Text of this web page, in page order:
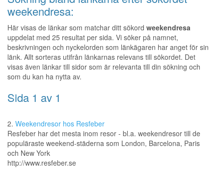
weekendresa:
Här visas de länkar som matchar ditt sökord weekendresa
uppdelat med 25 resultat per sida. Vi söker på namnet,
beskrivningen och nyckelorden som länkägaren har anget för sin
länk. Allt sorteras utifrån länkarnas relevans till sökordet. Det
visas även länkar till sidor som är relevanta till din sökning och
som du kan ha nytta av.
Sida 1 av 1
2. Weekendresor hos Resfeber
Resfeber har det mesta inom resor - bl.a. weekendresor till de
populäraste weekend-städerna som London, Barcelona, Paris
och New York
http://www.resfeber.se